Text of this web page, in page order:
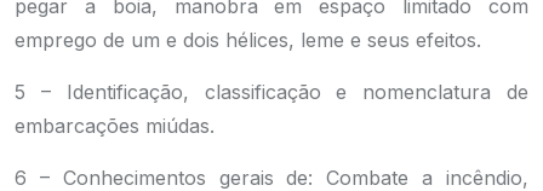
pegar a boia, manobra em espaço limitado com
emprego de um e dois hélices, leme e seus efeitos.
5 – Identificação, classificação e nomenclatura de
embarcações miúdas.
6 – Conhecimentos gerais de: Combate a incêndio,